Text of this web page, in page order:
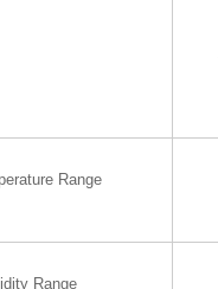
Range
Range